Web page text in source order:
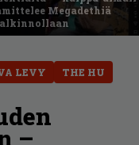
Megadethiä
LEVY THE HU
–